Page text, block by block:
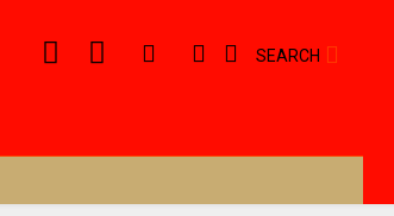
SEARCH